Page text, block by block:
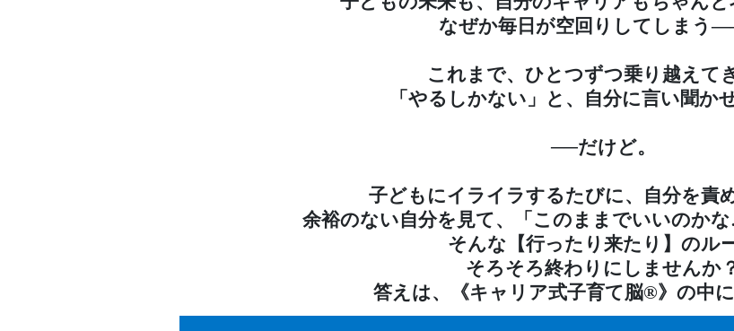
なぜか毎日が空回りしてしまう
これまで、ひとつずつ乗り越えて
「やるしかない」と、自分に言い聞か
──だけど。
子どもにイライラするたびに、自分を責
余裕のない自分を見て、「このままでいいのか
そんな【行ったり来たり】のル
そろそろ終わりにしませんか
答えは、《キャリア式子育て脳®》の中に